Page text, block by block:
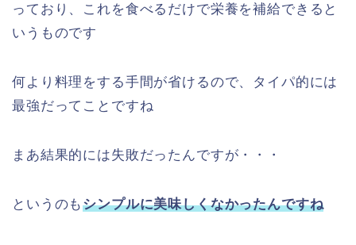
っており、これを食べるだけで栄養を補給できると
いうものです
何より料理をする手間が省けるので、タイパ的には
最強だってことですね
まあ結果的には失敗だったんですが・・・
というのもシンプルに美味しくなかったんですね